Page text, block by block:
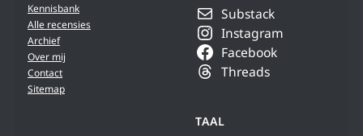
Kennisbank
Alle recensies
Archief
Over mij
Contact
Sitemap
Substack
Instagram
Facebook
Threads
TAAL